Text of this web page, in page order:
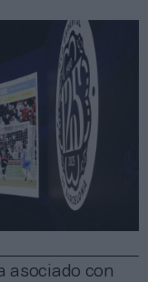
asociado con